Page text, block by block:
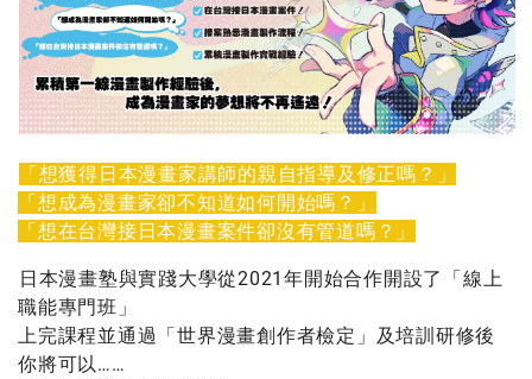
「想獲得日本漫畫家講師的親自指導及修正嗎？」
「想成為漫畫家卻不知道如何開始嗎？」
「想在台灣接日本漫畫案件卻沒有管道嗎？」
日本漫畫塾與實踐大學從2021年開始合作開設了「線上
職能專門班」
上完課程並通過「世界漫畫創作者檢定」及培訓研修後
你將可以……